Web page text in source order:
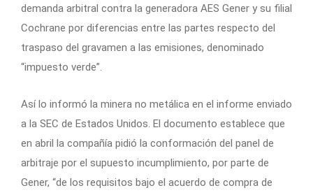
demanda arbitral contra la generadora AES Gener y su filial
Cochrane por diferencias entre las partes respecto del
traspaso del gravamen a las emisiones, denominado
“impuesto verde”.
Así lo informó la minera no metálica en el informe enviado
a la SEC de Estados Unidos. El documento establece que
en abril la compañía pidió la conformación del panel de
arbitraje por el supuesto incumplimiento, por parte de
Gener, “de los requisitos bajo el acuerdo de compra de